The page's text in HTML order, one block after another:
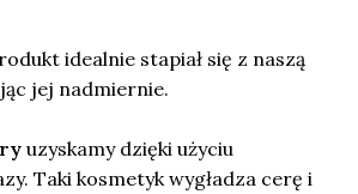
idealnie stapiał się z naszą
jej nadmiernie.
uzyskamy dzięki użyciu
Taki kosmetyk wygładza cerę i